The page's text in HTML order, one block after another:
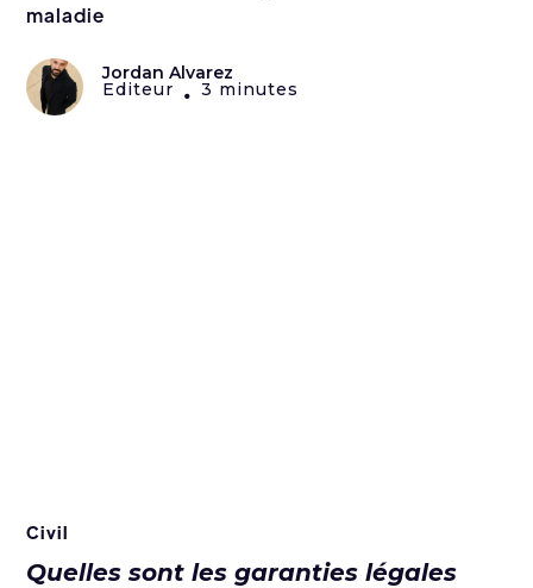
maladie
Jordan Alvarez
Editeur • 3 minutes
Civil
Quelles sont les garanties légales